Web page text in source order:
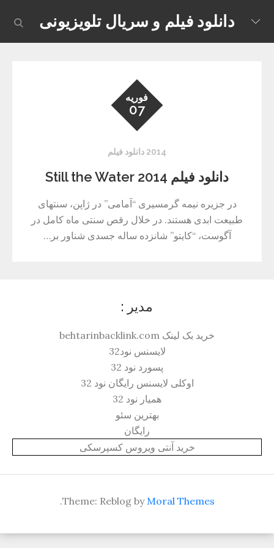
content
دانلود فیلم و سریال تلویزیونی
فوریه
07
2014 دانلود فیلم
دانلود فیلم Still the Water 2014
در جزیره نیمه گرمسیری “آمامی” در ژاپن، سنتهای
طبیعت ابدی هستند. در خلال رقص سنتی ماه کامل در
آگوست، “کایتو” شانزده ساله جسدی شناور بر…
مدیر :
خرید بک لینک behtarinbacklink.com
لایسنس نود32
پسورد نود 32
اوکلی لایسنس رایگان نود 32
همیار نود 32
بهترین سئو
رایگان
خرید آنتی ویروس کسپرسکی
Theme: Reblog byMoral Themes
.